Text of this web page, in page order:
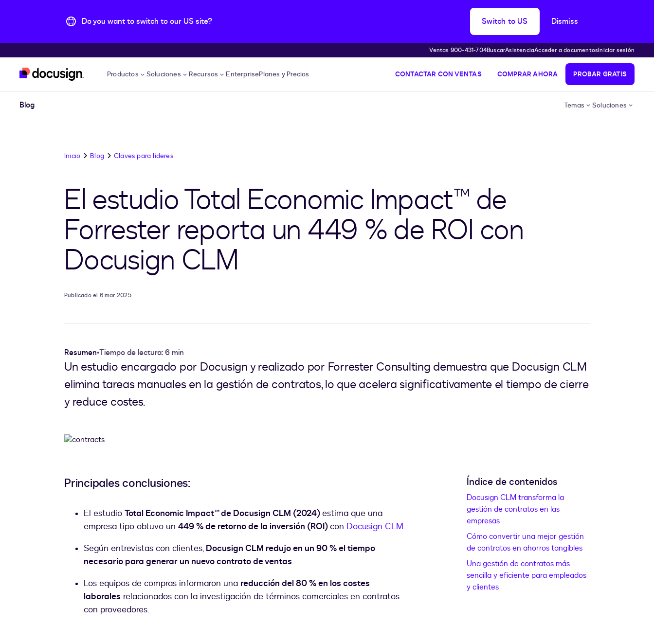
Do you want to switch to our US site? Switch to US Dismiss
Ventas 900-431-704BuscarAsistenciaAcceder a documentosIniciar sesión
Productos Soluciones Recursos EnterprisePlanes y Precios CONTACTAR CON VENTAS COMPRAR AHORA PROBAR GRATIS
Blog Temas Soluciones
Inicio Blog Claves para líderes
El estudio Total Economic Impact™ de
Forrester reporta un 449 % de ROI con
Docusign CLM
Publicado el 6 mar. 2025
Resumen•Tiempo de lectura: 6 min
Un estudio encargado por Docusign y realizado por Forrester Consulting demuestra que Docusign CLM
elimina tareas manuales en la gestión de contratos, lo que acelera significativamente el tiempo de cierre
y reduce costes.
Principales conclusiones:
El estudio Total Economic Impact™ de Docusign CLM (2024)estima que una
empresa tipo obtuvo un 449 % de retorno de la inversión (ROI)con Docusign CLM.
Según entrevistas con clientes, Docusign CLM redujo en un 90 % el tiempo
necesario para generar un nuevo contrato de ventas.
Los equipos de compras informaron una reducción del 80 % en los costes
laborales relacionados con la investigación de términos comerciales en contratos
con proveedores.
Índice de contenidos
Docusign CLM transforma la
gestión de contratos en las
empresas
Cómo convertir una mejor gestión
de contratos en ahorros tangibles
Una gestión de contratos más
sencilla y eficiente para empleados
y clientes